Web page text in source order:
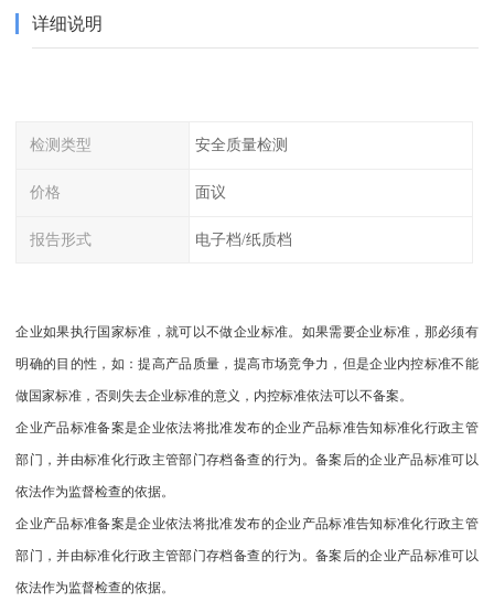
详细说明
检测类型 安全质量检测
价格 面议
报告形式 电子档/纸质档
企业如果执行国家标准，就可以不做企业标准。如果需要企业标准，那必须有
明确的目的性，如：提高产品质量，提高市场竞争力，但是企业内控标准不能
做国家标准，否则失去企业标准的意义，内控标准依法可以不备案。
企业产品标准备案是企业依法将批准发布的企业产品标准告知标准化行政主管
部门，并由标准化行政主管部门存档备查的行为。备案后的企业产品标准可以
依法作为监督检查的依据。
企业产品标准备案是企业依法将批准发布的企业产品标准告知标准化行政主管
部门，并由标准化行政主管部门存档备查的行为。备案后的企业产品标准可以
依法作为监督检查的依据。